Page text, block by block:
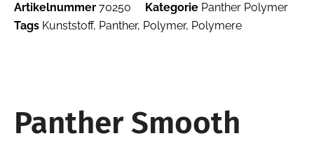
Artikelnummer 70250 Kategorie Panther Polymer
Tags Kunststoff, Panther, Polymer, Polymere
Panther Smooth